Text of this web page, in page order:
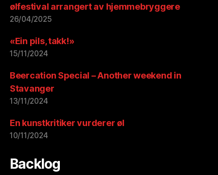
ølfestival arrangert av hjemmebryggere
26/04/2025
«Ein pils, takk!»
15/11/2024
Beercation Special – Another weekend in
Stavanger
13/11/2024
En kunstkritiker vurderer øl
10/11/2024
Backlog